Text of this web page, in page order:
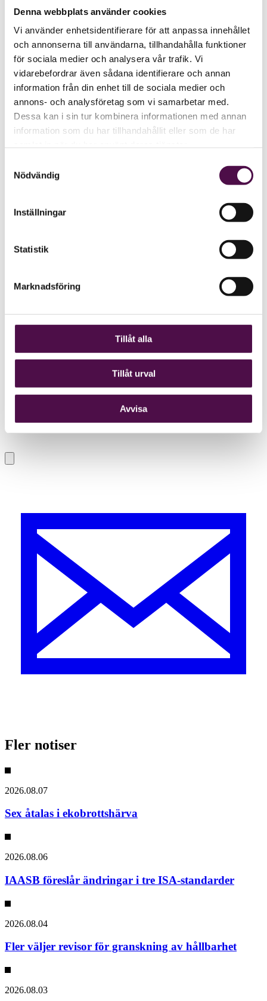
Denna webbplats använder cookies
Vi använder enhetsidentifierare för att anpassa innehållet
och annonserna till användarna, tillhandahålla funktioner
för sociala medier och analysera vår trafik. Vi
vidarebefordrar även sådana identifierare och annan
information från din enhet till de sociala medier och
annons- och analysföretag som vi samarbetar med.
Dessa kan i sin tur kombinera informationen med annan
information som du har tillhandahållit eller som de har
Nödvändig
Inställningar
Statistik
Marknadsföring
Tillåt alla
Tillåt urval
Avvisa
Fler notiser
2026.08.07
Sex åtalas i ekobrottshärva
2026.08.06
IAASB föreslår ändringar i tre ISA-standarder
2026.08.04
Fler väljer revisor för granskning av hållbarhet
2026.08.03